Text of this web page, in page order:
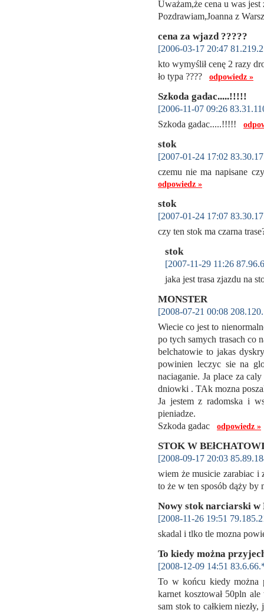
Uważam,że cena u was
Pozdrawiam,Joanna z
cena za wjazd ?????
[2006-03-17 20:47
kto wymyślił cenę 2 razy
ło typa ???? odpowiedz »
Szkoda gadac.....!!!!!
[2006-11-07 09:26
Szkoda gadac.....!!!!!
stok
[2007-01-24 17:02
czemu nie ma napisane
odpowiedz »
stok
[2007-01-24 17:07
czy ten stok ma czarna
stok
[2007-11-29 11:26
jaka jest trasa zjazdu na
MONSTER
[2008-07-21 00:08
Wiecie co jest to
po tych samych trasach co
belchatowie to jakas
powinien leczyc sie na
naciaganie. Ja place za
dniowki . TAk mozna
Ja jestem z radomska i
pieniadze.
Szkoda gadac odpowiedz »
STOK W
[2008-09-17 20:03
wiem że musicie zarabiac i
to że w ten sposób dąży
Nowy stok narciarski w
[2008-11-26 19:51
skadal i tlko tle mozna
To kiedy można
[2008-12-09 14:51
To w końcu kiedy można
karnet kosztował 50pln
sam stok to całkiem